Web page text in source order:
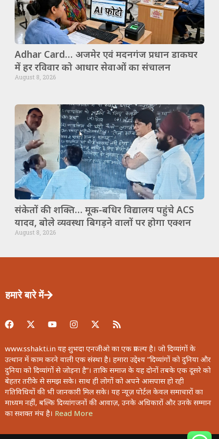
Adhar Card… अजमेर एवं मदनगंज प्रधान डाकघर
में हर रविवार को आधार सेवाओं का संचालन
August 8, 2026
संकेतों की शक्ति… मूक-बधिर विद्यालय पहुंचे ACS
यादव, बोले व्यवस्था बिगड़ने वालों पर होगा एक्शन
August 8, 2026
हमारे बारे में
www.sshakti.in यह शुभदा एनजीओ का एक प्रकल्प है। जो दिव्यांगों के
उत्थान में काम करने वाली एक संस्था है। हमारा उद्देश्य ”दिव्यांगों को दुनिया और
दुनिया को दिव्यांगों से जोड़ना है”। ताकि समाज के यह दोनों तबके एक दूसरे को
बेहतर तरीके से समझ सके। साथ ही लोगों को अपने आसपास हो रही
गतिविधियों की भी जानकारी मिल सके। यह न्यूज़ पोर्टल केवल समाचारों का
माध्यम नहीं, बल्कि दिव्यांगजनों की आवाज़, उनके अधिकारों और उनके सम्मान
का सशक्त मंच है। Read More